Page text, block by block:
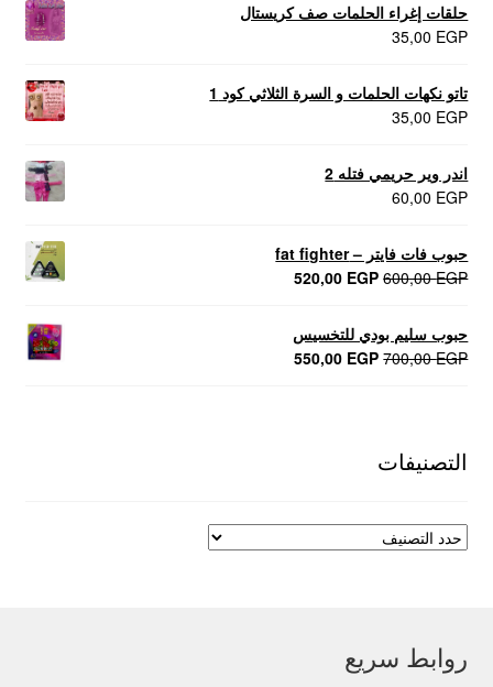
حلقات إغراء الحلمات صف كريستال
35,00 EGP
تاتو نكهات الحلمات و السرة الثلاثي كود 1
35,00 EGP
اندر وير حريمي فتله 2
60,00 EGP
حبوب فات فايتر – fat fighter
600,00EGP
السعر
600,00 EGP.
520,00 EGP
السعر
520,00 EGP.
حبوب سليم بودي للتخسيس
700,00EGP
السعر550,00 EGP
السعر
التصنيفات
روابط سريع